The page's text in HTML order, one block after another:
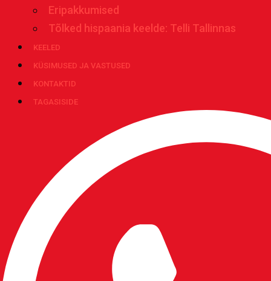
Eripakkumised
Tõlked hispaania keelde: Telli Tallinnas
KEELED
KÜSIMUSED JA VASTUSED
KONTAKTID
TAGASISIDE